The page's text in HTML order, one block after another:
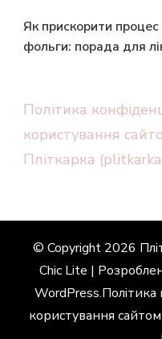
Як прискорити
фольги: порада для
Політика
користування
Пліткарка
© Copyright 2026
Chic Lite |
WordPress.Політика
користування